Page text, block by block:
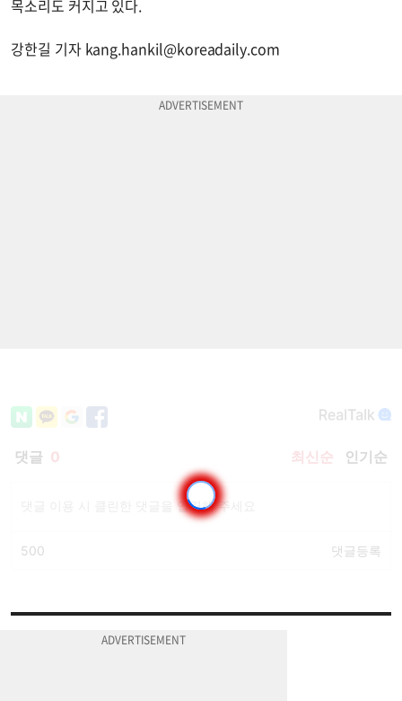
목소리도 커지고 있다.
강한길 기자 kang.hankil@koreadaily.com